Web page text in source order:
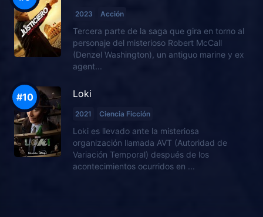
2023 Acción
Tercera parte de la saga que gira en torno al
personaje del misterioso Robert McCall
(Denzel Washington), un antiguo marine y ex
agent...
Loki
2021 Ciencia Ficción
Loki es llevado ante la misteriosa
organización llamada AVT (Autoridad de
Variación Temporal) después de los
acontecimientos ocurridos en ...